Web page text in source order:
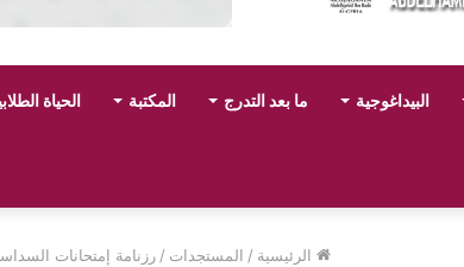
البيداغوجية ما بعد التدرج المكتبة الحياة
الرئيسية / المستجدات / رزنامة إمتحانات